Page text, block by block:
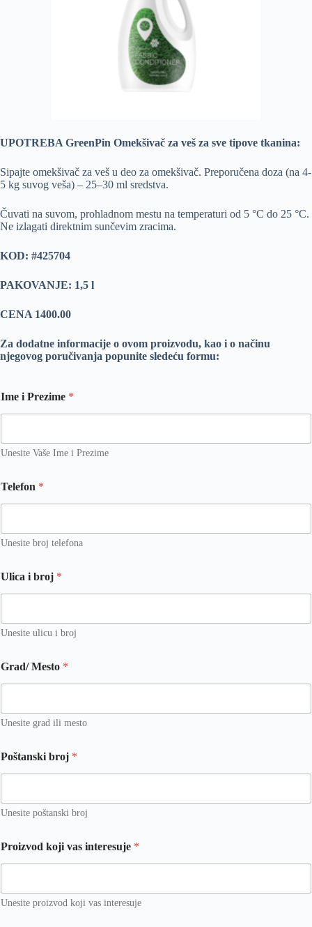
UPOTREBA GreenPin Omekšivač za veš za sve tipove tkanina:
Sipajte omekšivač za veš u deo za omekšivač. Preporučena doza (na 4-
5 kg suvog veša) – 25–30 ml sredstva.
Čuvati na suvom, prohladnom mestu na temperaturi od 5 °С dо 25 °С.
Ne izlagati direktnim sunčevim zracima.
KOD: #425704
PAKOVANJE: 1,5 l
CENA 1400.00
Za dodatne informacije o ovom proizvodu, kao i o načinu
njegovog poručivanja popunite sledeću formu:
Ime i Prezime *
Unesite Vaše Ime i Prezime
Telefon *
Unesite broj telefona
Ulica i broj *
Unesite ulicu i broj
Grad/ Mesto *
Unesite grad ili mesto
Poštanski broj *
Unesite poštanski broj
Proizvod koji vas interesuje *
Unesite proizvod koji vas interesuje